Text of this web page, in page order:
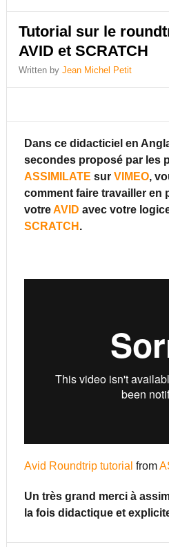
Tutorial sur le
AVID et SCRATCH
Written byJean Michel Petit
Dans ce didacticiel en
secondes proposé par les
ASSIMILATE sur VIMEO,
comment faire travailler en
votreAVID avec votre
SCRATCH .
Avid Roundtrip tutorial from
Un très grand merci à
la fois didactique et